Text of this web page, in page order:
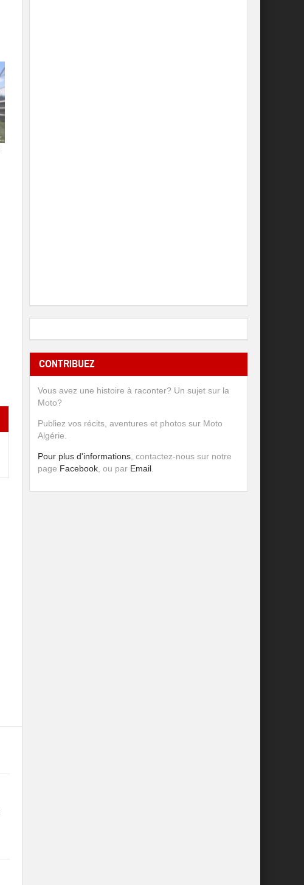
CONTRIBUEZ
Vous avez une histoire à raconter? Un sujet sur la
Moto?
Publiez vos récits, aventures et photos sur Moto
Algérie.
Pour plus d'informations , contactez-nous sur notre
page Facebook , ou par Email